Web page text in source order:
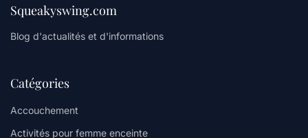
Squeakyswing.com
Blog d'actualités et d'informations
Catégories
Accouchement
Activités pour femme enceinte